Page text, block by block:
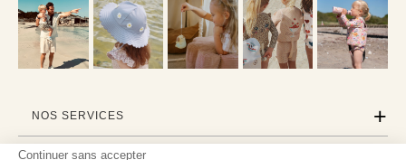
Continuer sans accepter
NOS SERVICES
INFORMATIONS